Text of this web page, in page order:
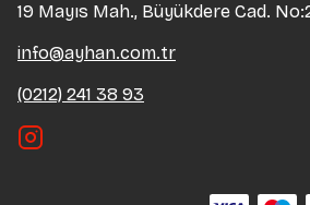
19 Mayıs Mah., Büyükdere Cad.
info@ayhan.com.tr
(0212) 241 38 93